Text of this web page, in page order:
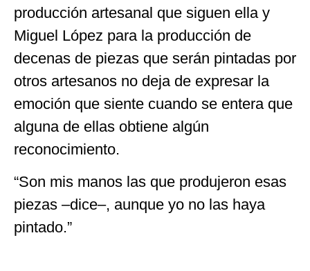
producción artesanal que siguen ella y
Miguel López para la producción de
decenas de piezas que serán pintadas por
otros artesanos no deja de expresar la
emoción que siente cuando se entera que
alguna de ellas obtiene algún
reconocimiento.
“Son mis manos las que produjeron esas
piezas –dice–, aunque yo no las haya
pintado.”